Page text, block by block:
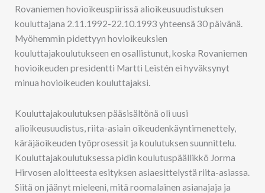
Rovaniemen hovioikeuspiirissä alioikeusuudistuksen
kouluttajana 2.11.1992-22.10.1993 yhteensä 30 päivänä.
Myöhemmin pidettyyn hovioikeuksien
kouluttajakoulutukseen en osallistunut, koska Rovaniemen
hovioikeuden presidentti Martti Leistén ei hyväksynyt
minua hovioikeuden kouluttajaksi.
Kouluttajakoulutuksen pääsisältönä oli uusi
alioikeusuudistus, riita-asiain oikeudenkäyntimenettely,
käräjäoikeuden työprosessit ja koulutuksen suunnittelu.
Kouluttajakoulutuksessa pidin koulutuspäällikkö Jorma
Hirvosen aloitteesta esityksen asiaesittelystä riita-asiassa.
Siitä on jäänyt mieleeni, mitä roomalainen asianajaja ja